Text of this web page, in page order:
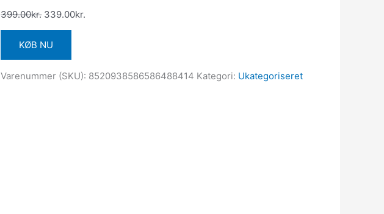
399.00kr. 339.00kr.
KØB NU
Varenummer (SKU): 8520938586586488414 Kategori: Ukategoriseret